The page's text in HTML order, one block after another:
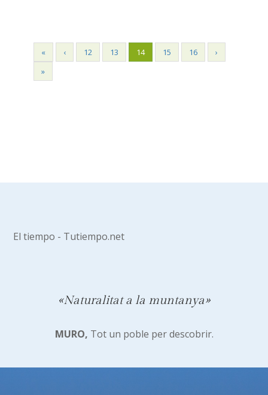
« ‹ 12 13 14 15 16
›
»
El tiempo - Tutiempo.net
«Naturalitat a la muntanya»
MURO, Tot un poble per descobrir.